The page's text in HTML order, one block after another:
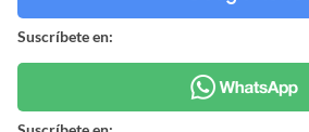
Suscríbete en: